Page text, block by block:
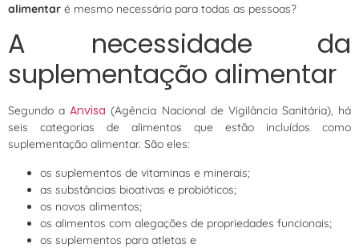
alimentar é mesmo necessária para todas as pessoas?
A necessidade da
suplementação alimentar
Segundo aAnvisa (Agência Nacional de Vigilância Sanitária), há
seis categorias de alimentos que estão incluídos como
suplementação alimentar. São eles:
os suplementos de vitaminas e minerais;
as substâncias bioativas e probióticos;
os novos alimentos;
os alimentos com alegações de propriedades funcionais;
os suplementos para atletas e